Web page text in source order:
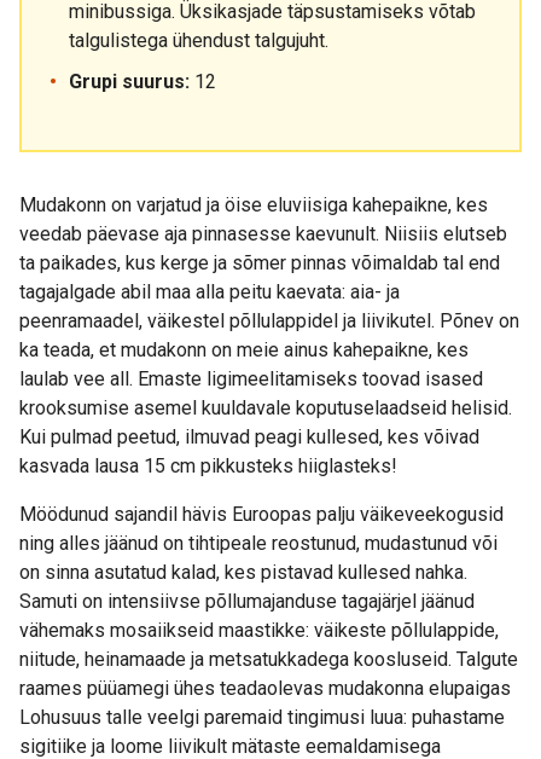
minibussiga. Üksikasjade täpsustamiseks võtab
talgulistega ühendust talgujuht.
Grupi suurus: 12
Mudakonn on varjatud ja öise eluviisiga kahepaikne, kes
veedab päevase aja pinnasesse kaevunult. Niisiis elutseb
ta paikades, kus kerge ja sõmer pinnas võimaldab tal end
tagajalgade abil maa alla peitu kaevata: aia- ja
peenramaadel, väikestel põllulappidel ja liivikutel. Põnev on
ka teada, et mudakonn on meie ainus kahepaikne, kes
laulab vee all. Emaste ligimeelitamiseks toovad isased
krooksumise asemel kuuldavale koputuselaadseid helisid.
Kui pulmad peetud, ilmuvad peagi kullesed, kes võivad
kasvada lausa 15 cm pikkusteks hiiglasteks!
Möödunud sajandil hävis Euroopas palju väikeveekogusid
ning alles jäänud on tihtipeale reostunud, mudastunud või
on sinna asutatud kalad, kes pistavad kullesed nahka.
Samuti on intensiivse põllumajanduse tagajärjel jäänud
vähemaks mosaiikseid maastikke: väikeste põllulappide,
niitude, heinamaade ja metsatukkadega koosluseid. Talgute
raames püüamegi ühes teadaolevas mudakonna elupaigas
Lohusuus talle veelgi paremaid tingimusi luua: puhastame
sigitiike ja loome liivikult mätaste eemaldamisega